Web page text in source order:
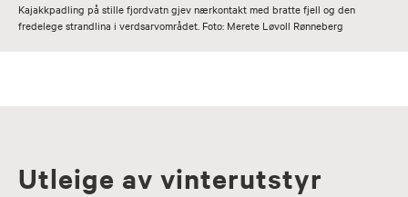
Kajakkpadling på stille fjordvatn gjev nærkontakt med bratte fjell og den
fredelege strandlina i verdsarvområdet. Foto: Merete Løvoll Rønneberg
Utleige av vinterutstyr